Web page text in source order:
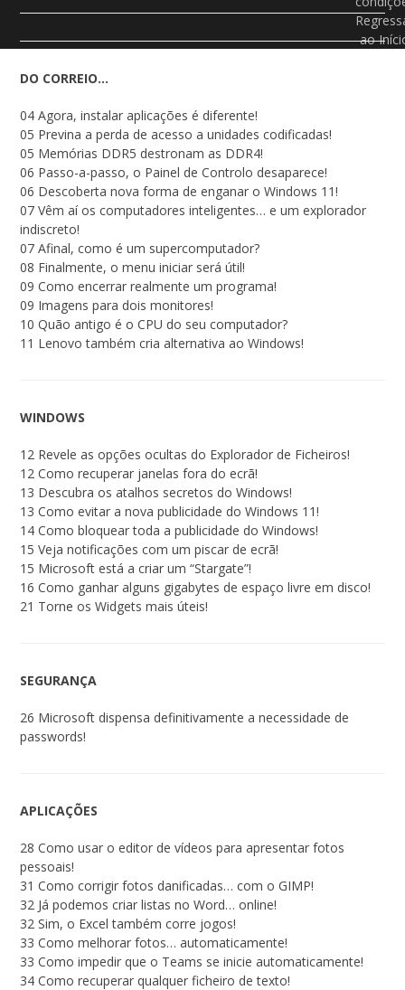
DO CORREIO…
04 Agora, instalar aplicações é diferente!
05 Previna a perda de acesso a unidades codificadas!
05 Memórias DDR5 destronam as DDR4!
06 Passo-a-passo, o Painel de Controlo desaparece!
06 Descoberta nova forma de enganar o Windows 11!
07 Vêm aí os computadores inteligentes… e um explorador
indiscreto!
07 Afinal, como é um supercomputador?
08 Finalmente, o menu iniciar será útil!
09 Como encerrar realmente um programa!
09 Imagens para dois monitores!
10 Quão antigo é o CPU do seu computador?
11 Lenovo também cria alternativa ao Windows!
WINDOWS
12 Revele as opções ocultas do Explorador de Ficheiros!
12 Como recuperar janelas fora do ecrã!
13 Descubra os atalhos secretos do Windows!
13 Como evitar a nova publicidade do Windows 11!
14 Como bloquear toda a publicidade do Windows!
15 Veja notificações com um piscar de ecrã!
15 Microsoft está a criar um “Stargate”!
16 Como ganhar alguns gigabytes de espaço livre em disco!
21 Torne os Widgets mais úteis!
SEGURANÇA
26 Microsoft dispensa definitivamente a necessidade de
passwords!
APLICAÇÕES
28 Como usar o editor de vídeos para apresentar fotos
pessoais!
31 Como corrigir fotos danificadas… com o GIMP!
32 Já podemos criar listas no Word… online!
32 Sim, o Excel também corre jogos!
33 Como melhorar fotos… automaticamente!
33 Como impedir que o Teams se inicie automaticamente!
34 Como recuperar qualquer ficheiro de texto!
ao